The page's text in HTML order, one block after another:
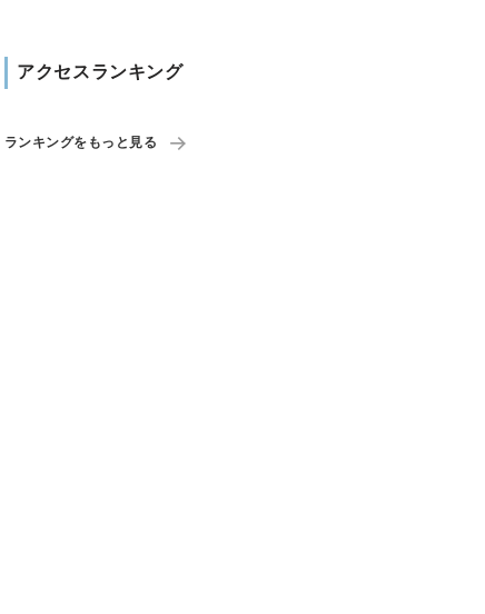
アクセスランキング
ランキングをもっと見る